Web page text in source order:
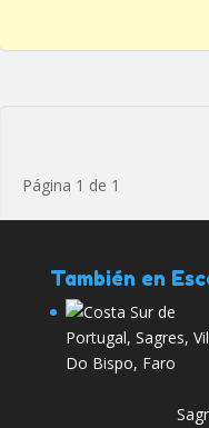
Página 1 de 1
También en
Sagres se